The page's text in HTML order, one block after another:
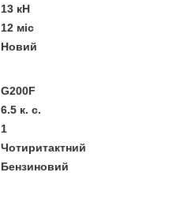
13 кН
12 міс
Новий
G200F
6.5 к. с.
1
Чотиритактний
Бензиновий